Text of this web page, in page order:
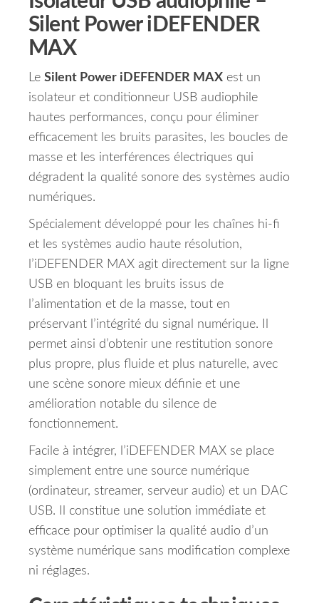
Silent Power iDEFENDER
MAX
Le Silent Power iDEFENDER MAX est un
isolateur et conditionneur USB audiophile
hautes performances, conçu pour éliminer
efficacement les bruits parasites, les boucles de
masse et les interférences électriques qui
dégradent la qualité sonore des systèmes audio
numériques.
Spécialement développé pour les chaînes hi-fi
et les systèmes audio haute résolution,
l’iDEFENDER MAX agit directement sur la ligne
USB en bloquant les bruits issus de
l’alimentation et de la masse, tout en
préservant l’intégrité du signal numérique. Il
permet ainsi d’obtenir une restitution sonore
plus propre, plus fluide et plus naturelle, avec
une scène sonore mieux définie et une
amélioration notable du silence de
fonctionnement.
Facile à intégrer, l’iDEFENDER MAX se place
simplement entre une source numérique
(ordinateur, streamer, serveur audio) et un DAC
USB. Il constitue une solution immédiate et
efficace pour optimiser la qualité audio d’un
système numérique sans modification complexe
ni réglages.